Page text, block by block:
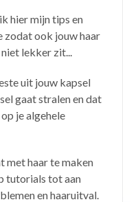
hier mijn tips en
zodat ook jouw haar
lekker zit...
uit jouw kapsel
gaat stralen en dat
je algehele
met haar te maken
tutorials tot aan
en haaruitval.